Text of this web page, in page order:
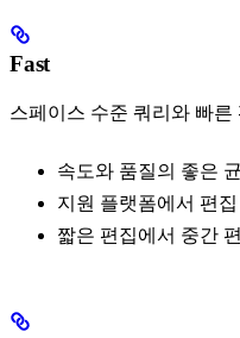
Fast
스페이스 수준 쿼리와 빠른
속도와 품질의 좋은
지원 플랫폼에서 편
짧은 편집에서 중간